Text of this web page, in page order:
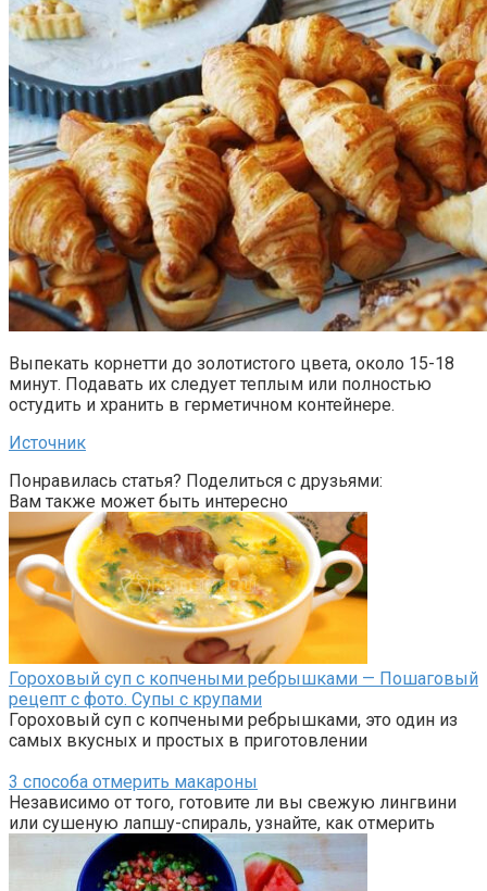
Выпекать корнетти до золотистого цвета, около 15-18
минут. Подавать их следует теплым или полностью
остудить и хранить в герметичном контейнере.
Источник
Понравилась статья? Поделиться с друзьями:
Вам также может быть интересно
Гороховый суп с копчеными ребрышками — Пошаговый
рецепт с фото. Супы с крупами
Гороховый суп с копчеными ребрышками, это один из
самых вкусных и простых в приготовлении
3 способа отмерить макароны
Независимо от того, готовите ли вы свежую лингвини
или сушеную лапшу-спираль, узнайте, как отмерить